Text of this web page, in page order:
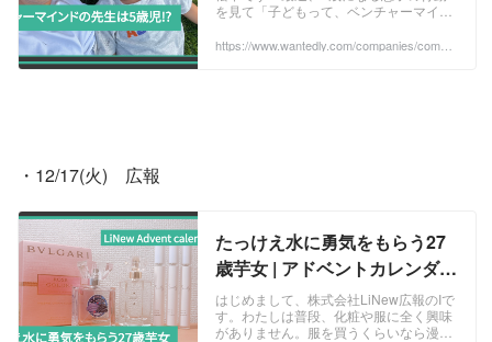
を見て「子どもって、ベンチャーマイン
ました。日々その行動に驚かされ、笑わ
https://www.wantedly.com/companies/compa
・12/17(火)　広報
たっけえ水に勇気をもらう27
歳芋女 | アドベントカレンダー
企画2024
はじめまして、株式会社LiNew広報のIで
す。わたしは普段、化粧や服に全く興味
がありません。服を買うくらいなら漫画